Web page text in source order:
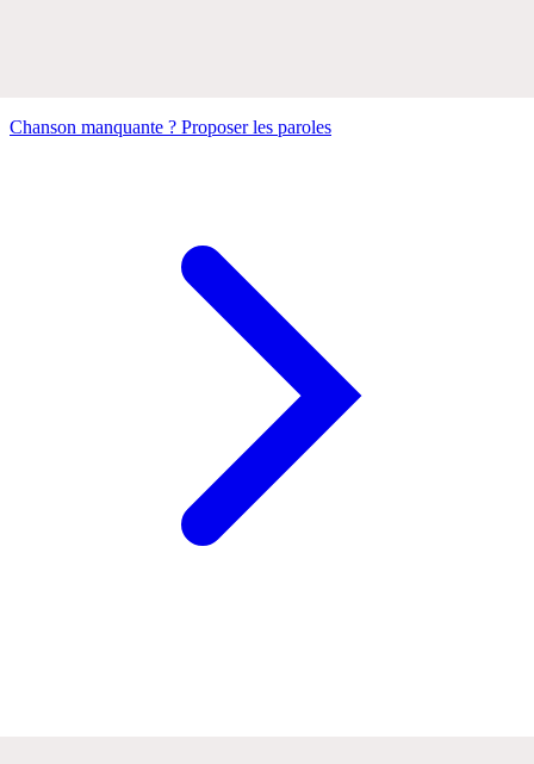
Chanson manquante ? Proposer les paroles